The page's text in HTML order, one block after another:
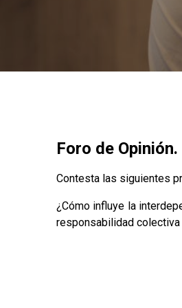
Foro de Opinión.
Contesta las siguientes
¿Cómo influye la
responsabilidad